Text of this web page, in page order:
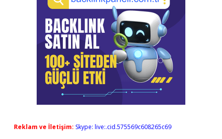
Reklam ve İletişim: Skype: live:.cid.575569c608265c69